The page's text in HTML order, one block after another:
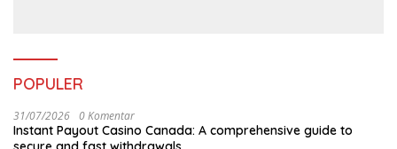
POPULER
31/07/2026 0 Komentar
Instant Payout Casino Canada: A comprehensive guide to